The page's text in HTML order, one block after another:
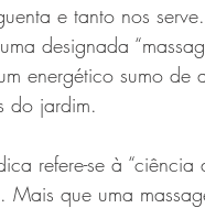
e tanto nos
designada
energético sumo de
do jardim.
refere-se à
que uma